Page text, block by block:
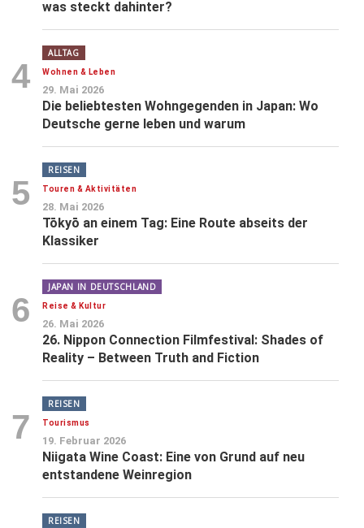
was steckt dahinter?
4
ALLTAG
Wohnen & Leben
29. Mai 2026
Die beliebtesten Wohngegenden in Japan: Wo
Deutsche gerne leben und warum
5
REISEN
Touren & Aktivitäten
28. Mai 2026
Tōkyō an einem Tag: Eine Route abseits der
Klassiker
6
JAPAN IN DEUTSCHLAND
Reise & Kultur
26. Mai 2026
26. Nippon Connection Filmfestival: Shades of
Reality – Between Truth and Fiction
7
REISEN
Tourismus
19. Februar 2026
Niigata Wine Coast: Eine von Grund auf neu
entstandene Weinregion
REISEN